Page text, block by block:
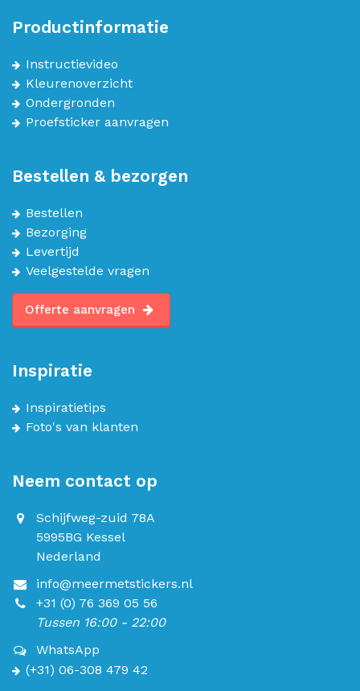
Productinformatie
Instructievideo
Kleurenoverzicht
Ondergronden
Proefsticker aanvragen
Bestellen & bezorgen
Bestellen
Bezorging
Levertijd
Veelgestelde vragen
Offerte aanvragen
Inspiratie
Inspiratietips
Foto's van klanten
Neem contact op
Schijfweg-zuid 78A
5995BG Kessel
Nederland
info@meermetstickers.nl
+31 (0) 76 369 05 56
Tussen 16:00 - 22:00
WhatsApp
(+31) 06-308 479 42